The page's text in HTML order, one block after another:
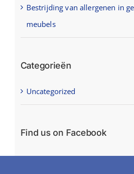
Bestrijding van allergenen in
meubels
Categorieën
Uncategorized
Find us on Facebook